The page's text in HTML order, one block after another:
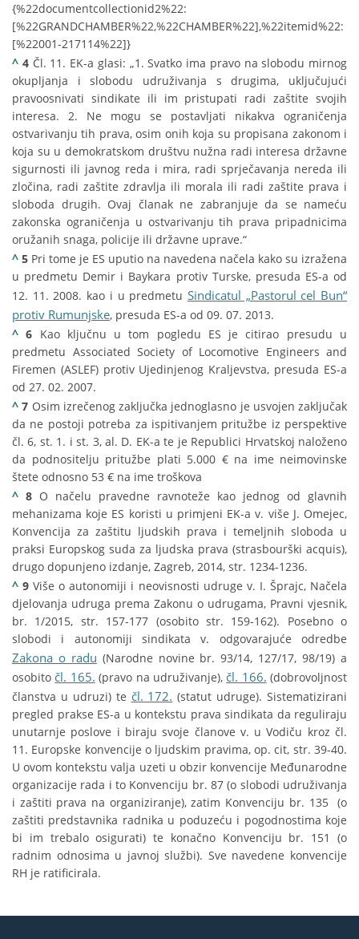
{%22documentcollectionid2%22:
[%22GRANDCHAMBER%22,%22CHAMBER%22],%22itemid%22:
[%22001-217114%22]}
^ 4Čl. 11. EK-a glasi: „1. Svatko ima pravo na slobodu mirnog
okupljanja i slobodu udruživanja s drugima, uključujući
pravoosnivati sindikate ili im pristupati radi zaštite svojih
interesa. 2. Ne mogu se postavljati nikakva ograničenja
ostvarivanju tih prava, osim onih koja su propisana zakonom i
koja su u demokratskom društvu nužna radi interesa državne
sigurnosti ili javnog reda i mira, radi sprječavanja nereda ili
zločina, radi zaštite zdravlja ili morala ili radi zaštite prava i
sloboda drugih. Ovaj članak ne zabranjuje da se nameću
zakonska ograničenja u ostvarivanju tih prava pripadnicima
oružanih snaga, policije ili državne uprave.“
^ 5 Pri tome je ES uputio na navedena načela kako su izražena
u predmetu Demir i Baykara protiv Turske, presuda ES-a od
12. 11. 2008. kao i u predmetu Sindicatul „Pastorul cel Bun“
protiv Rumunjske, presuda ES-a od 09. 07. 2013.
^6 Kao ključnu u tom pogledu ES je citirao presudu u
predmetu Associated Society of Locomotive Engineers and
Firemen (ASLEF) protiv Ujedinjenog Kraljevstva, presuda ES-a
od 27. 02. 2007.
^7 Osim izrečenog zaključka jednoglasno je usvojen zaključak
da ne postoji potreba za ispitivanjem pritužbe iz perspektive
čl. 6, st. 1. i st. 3, al. D. EK-a te je Republici Hrvatskoj naloženo
da podnositelju pritužbe plati 5.000 € na ime neimovinske
štete odnosno 53 € na ime troškova
^ 8 O načelu pravedne ravnoteže kao jednog od glavnih
mehanizama koje ES koristi u primjeni EK-a v. više J. Omejec,
Konvencija za zaštitu ljudskih prava i temeljnih sloboda u
praksi Europskog suda za ljudska prava (strasbourški acquis),
drugo dopunjeno izdanje, Zagreb, 2014, str. 1234-1236.
^9 Više o autonomiji i neovisnosti udruge v. I. Šprajc, Načela
djelovanja udruga prema Zakonu o udrugama, Pravni vjesnik,
br. 1/2015, str. 157-177 (osobito str. 159-162). Posebno o
slobodi i autonomiji sindikata v. odgovarajuće odredbe
Zakona o radu (Narodne novine br. 93/14, 127/17, 98/19) a
osobito čl. 165. (pravo na udruživanje), čl. 166. (dobrovoljnost
članstva u udruzi) te čl. 172. (statut udruge). Sistematizirani
pregled prakse ES-a u kontekstu prava sindikata da reguliraju
unutarnje poslove i biraju svoje članove v. u Vodiču kroz čl.
11. Europske konvencije o ljudskim pravima, op. cit, str. 39-40.
U ovom kontekstu valja uzeti u obzir konvencije Međunarodne
organizacije rada i to Konvenciju br. 87 (o slobodi udruživanja
i zaštiti prava na organiziranje), zatim Konvenciju br. 135 (o
zaštiti predstavnika radnika u poduzeću i pogodnostima koje
bi im trebalo osigurati) te konačno Konvenciju br. 151 (o
radnim odnosima u javnoj službi). Sve navedene konvencije
RH je ratificirala.